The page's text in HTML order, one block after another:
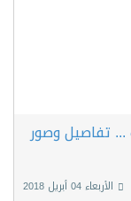
تفاصيل وصور
الأربعاء 04 أبريل 2018